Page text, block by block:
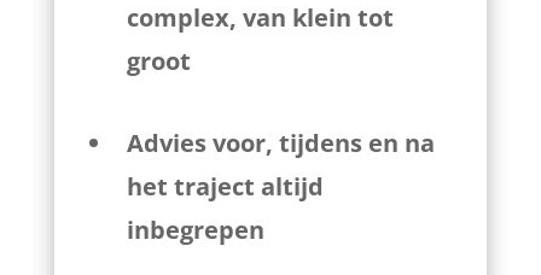
complex, van klein tot
groot
Advies voor, tijdens en na
het traject altijd
inbegrepen